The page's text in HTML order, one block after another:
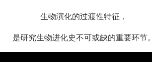
生物演化的过渡性特征，
是研究生物进化史不可或缺的重要环节。